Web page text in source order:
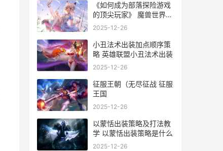
《如何成为部落探险游戏
的顶尖玩家》 魔兽世界
成为部落的英雄任务
2025-12-26
小丑法术出装加点顺序策
略 英雄联盟小丑法术出装
2025-12-26
征服王朝（无尽征战 征服
王国
2025-12-26
以蒙恬出装策略及打法教
学 以蒙恬出装策略是什么
2025-12-26